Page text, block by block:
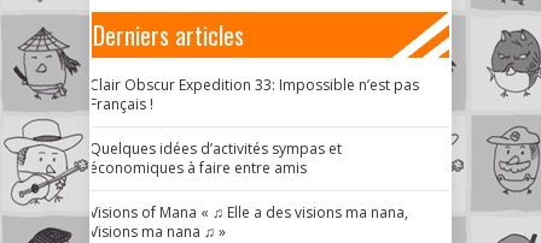
Derniers articles
Clair Obscur Expedition 33: Impossible n’est pas
Français !
Quelques idées d’activités sympas et
économiques à faire entre amis
Visions of Mana « ♫ Elle a des visions ma nana,
Visions ma nana ♫ »